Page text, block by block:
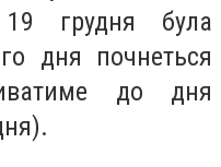
грудня була
дня почнеться
до дня